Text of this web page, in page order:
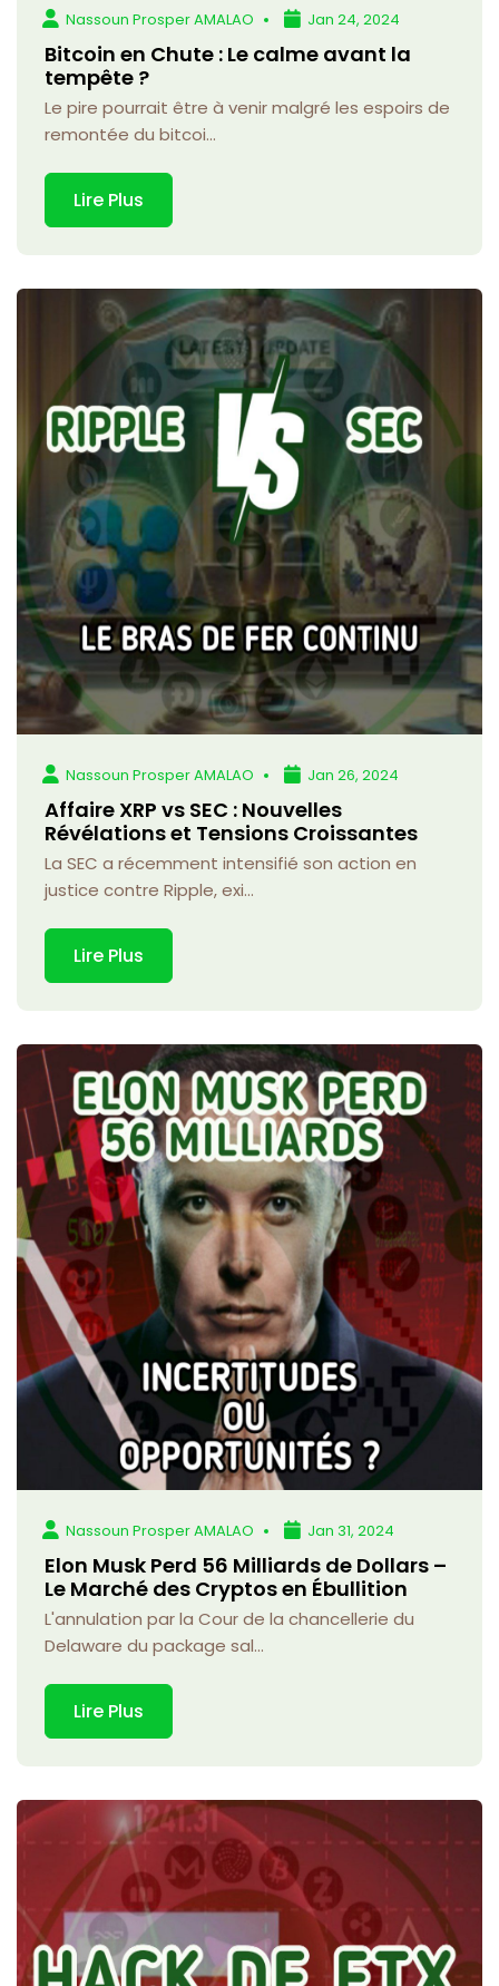
Nassoun Prosper AMALAO Jan 24, 2024
Bitcoin en Chute : Le calme avant la
tempête ?
Le pire pourrait être à venir malgré les espoirs de
remontée du bitcoi...
Lire Plus
Nassoun Prosper AMALAO Jan 26, 2024
Affaire XRP vs SEC : Nouvelles
Révélations et Tensions Croissantes
La SEC a récemment intensifié son action en
justice contre Ripple, exi...
Lire Plus
Nassoun Prosper AMALAO Jan 31, 2024
Elon Musk Perd 56 Milliards de Dollars –
Le Marché des Cryptos en Ébullition
L'annulation par la Cour de la chancellerie du
Delaware du package sal...
Lire Plus